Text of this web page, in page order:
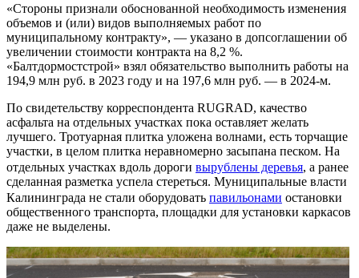
«Стороны признали обоснованной необходимость изменения
объемов и (или) видов выполняемых работ по
муниципальному контракту», — указано в допсоглашении об
увеличении стоимости контракта на 8,2 %.
«Балтдормостстрой» взял обязательство выполнить работы на
194,9 млн руб. в 2023 году и на 197,6 млн руб. — в 2024-м.
По свидетельству корреспондента RUGRAD, качество
асфальта на отдельных участках пока оставляет желать
лучшего. Тротуарная плитка уложена волнами, есть торчащие
участки, в целом плитка неравномерно засыпана песком. На
отдельных участках вдоль дороги вырублены деревья, а ранее
сделанная разметка успела стереться. Муниципальные власти
Калининграда не стали оборудовать павильонами остановки
общественного транспорта, площадки для установки каркасов
даже не выделены.